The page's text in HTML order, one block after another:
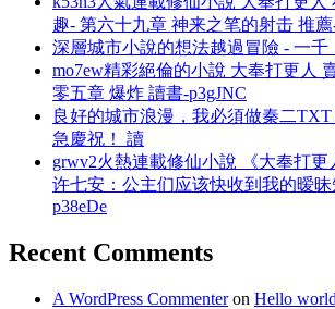
趣- 第六十九章 神来之笔的射击 推
深層城市小說的想法越過冒險 - 一千
mo7ew精彩絕倫的小說 大奉打更人
零五章 爆炸 讀書-p3gJNC
良好的城市浪漫，我必須做秦二TXT
急慶祝！ 讀
grwv2火熱連載修仙小說 《大奉打
许七安：公主们应该快收到我的暧
p38eDe
Recent Comments
A WordPress Commenteron Hello